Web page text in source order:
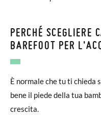
PERCHÉ SCEGLIERE
BAREFOOT PER
È normale che tu ti chieda
bene il piede della tua
crescita.